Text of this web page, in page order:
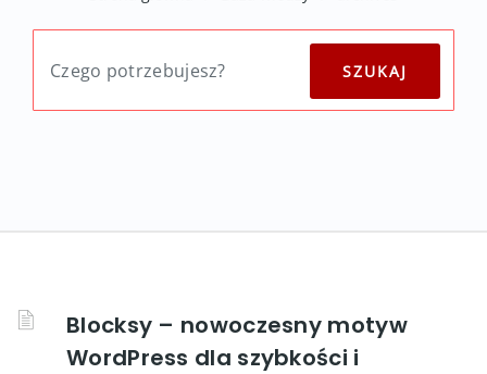
Blocksy – nowoczesny motyw
WordPress dla szybkości i